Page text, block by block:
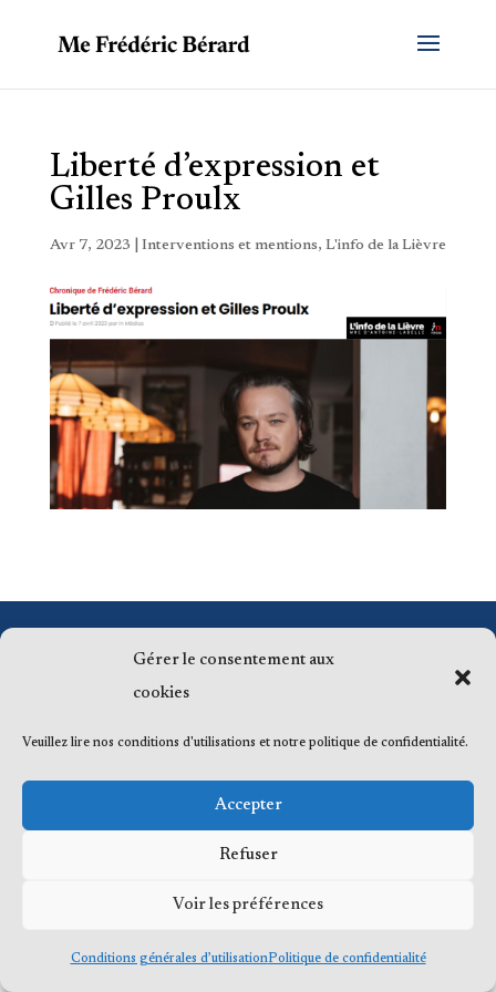
Gérer le consentement aux
cookies
Veuillez lire nos conditions d'utilisations et notre politique de confidentialité.
Accepter
Refuser
Voir les préférences
Conditions générales d’utilisationPolitique de confidentialité
Liberté d’expression et
Gilles Proulx
Avr 7, 2023 Interventions et mentions, L'info de la Lièvre
© 2023 Me Frédéric Bérard, tous droits